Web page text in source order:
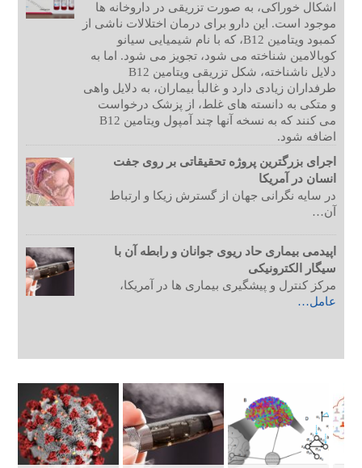
اشکال خوراکی، به صورت تزریقی در داروخانه ها
موجود است. این دارو برای درمان اختلالات ناشی از
کمبود ویتامین B12، که با نام شیمیایی سیانو
کوبالامین شناخته می شود، تجویز می شود. اما به
دلایل ناشناخته، شکل تزریقی ویتامین B12
طرفداران زیادی دارد و غالبأ بیماران، به دلایل واهی
و متکی به دانسته های غلط، از پزشک درخواست
می کنند که به نسخه آنها چند آمپول ویتامین B12
اضافه شود.
اجرای بزرگترین پروژه تحقیقاتی بر روی جفت
انسان در آمریکا
در سایه نگرانی جهان از گسترش زیکا و ارتباط
آن…
اپیدمی بیماری حاد ریوی جوانان و رابطه آن با
سیگار الکترونیکی
مرکز کنترل و پیشگیری بیماری ها در آمریکا،
عامل…